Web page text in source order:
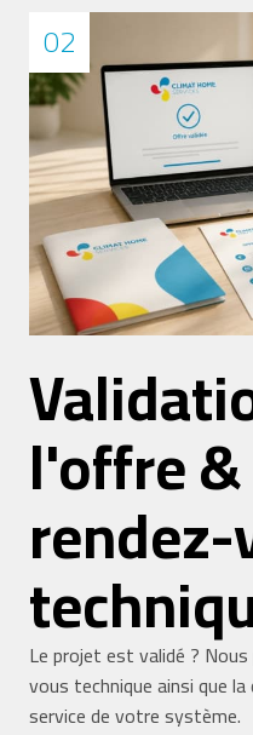
l'offre
Le projet est validé ?
vous technique ainsi que
service de votre système.
02